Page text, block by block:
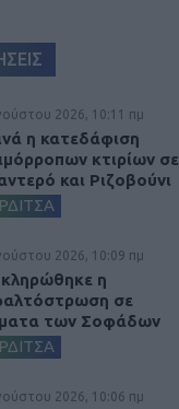
2026, 10:11 πμ
η κατεδάφιση
κτιρίων σε
και Ριζοβούνι
2026, 10:09 πμ
η
σε
των Σοφάδων
2026, 10:06 πμ